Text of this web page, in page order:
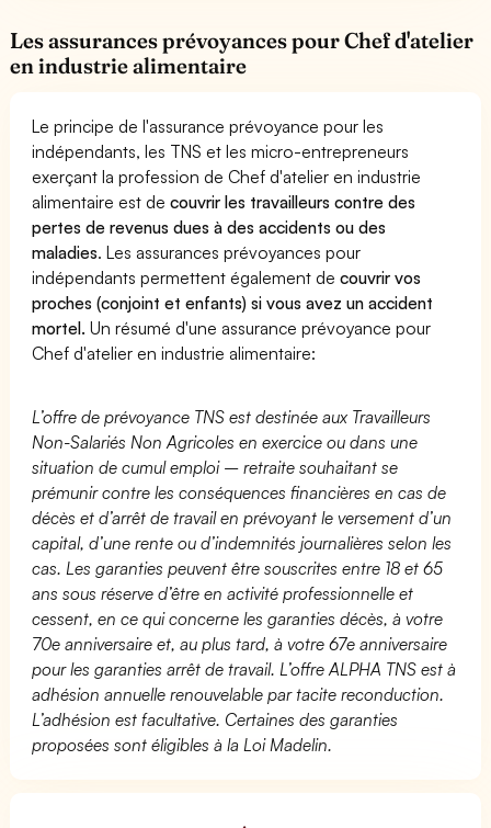
Les assurances prévoyances pour Chef d'atelier
en industrie alimentaire
Le principe de l'assurance prévoyance pour les
indépendants, les TNS et les micro-entrepreneurs
exerçant la profession de Chef d'atelier en industrie
alimentaire est decouvrir les travailleurs contre des
pertes de revenus dues à des accidents ou des
maladies. Les assurances prévoyances pour
indépendants permettent également decouvrir vos
proches (conjoint et enfants) si vous avez un accident
mortel. Un résumé d'une assurance prévoyance pour
Chef d'atelier en industrie alimentaire:
L’offre de prévoyance TNS est destinée aux Travailleurs
Non-Salariés Non Agricoles en exercice ou dans une
situation de cumul emploi – retraite souhaitant se
prémunir contre les conséquences financières en cas de
décès et d’arrêt de travail en prévoyant le versement d’un
capital, d’une rente ou d’indemnités journalières selon les
cas. Les garanties peuvent être souscrites entre 18 et 65
ans sous réserve d’être en activité professionnelle et
cessent, en ce qui concerne les garanties décès, à votre
70e anniversaire et, au plus tard, à votre 67e anniversaire
pour les garanties arrêt de travail. L’offre ALPHA TNS est à
adhésion annuelle renouvelable par tacite reconduction.
L’adhésion est facultative. Certaines des garanties
proposées sont éligibles à la Loi Madelin.